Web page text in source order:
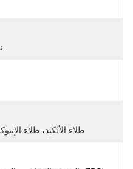
طلاء الألكيد، طلاء